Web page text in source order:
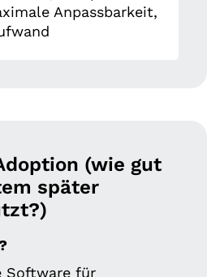
Anpassbarkeit,
(wie gut
später
Software für